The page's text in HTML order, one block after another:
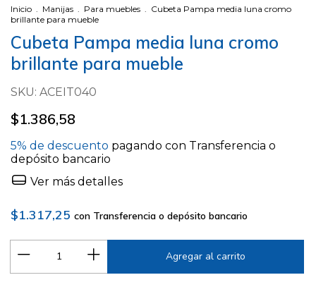
Inicio . Manijas . Para muebles . Cubeta Pampa media luna cromo
brillante para mueble
Cubeta Pampa media luna cromo
brillante para mueble
SKU: ACEIT040
$1.386,58
5% de descuento pagando con Transferencia o
depósito bancario
Ver más detalles
$1.317,25 con Transferencia o depósito bancario